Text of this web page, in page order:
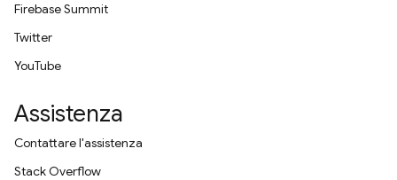
Firebase Summit
Twitter
YouTube
Assistenza
Contattare l'assistenza
Stack Overflow